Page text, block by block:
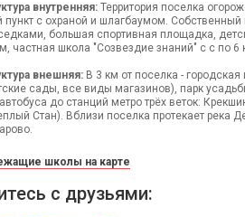
внутренняя:Территория поселка
пункт с охраной и шлагбаумом.
большая спортивная площадка,
частная школа "Созвездие знаний" с с по 6
внешняя:В 3 км от поселка - городская
сады, все виды магазинов), парк
до станций метро трёх веток:
Стан). Вблизи поселка протекает река
школы на карте
с друзьями: